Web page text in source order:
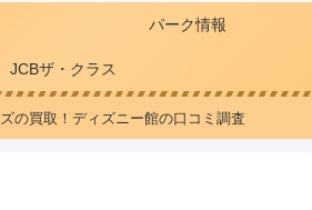
パーク情報
JCBザ・クラス
の買取！ディズニー館の口コミ調査